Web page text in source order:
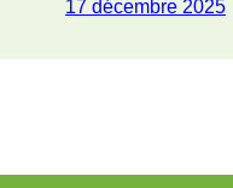
17 décembre 2025